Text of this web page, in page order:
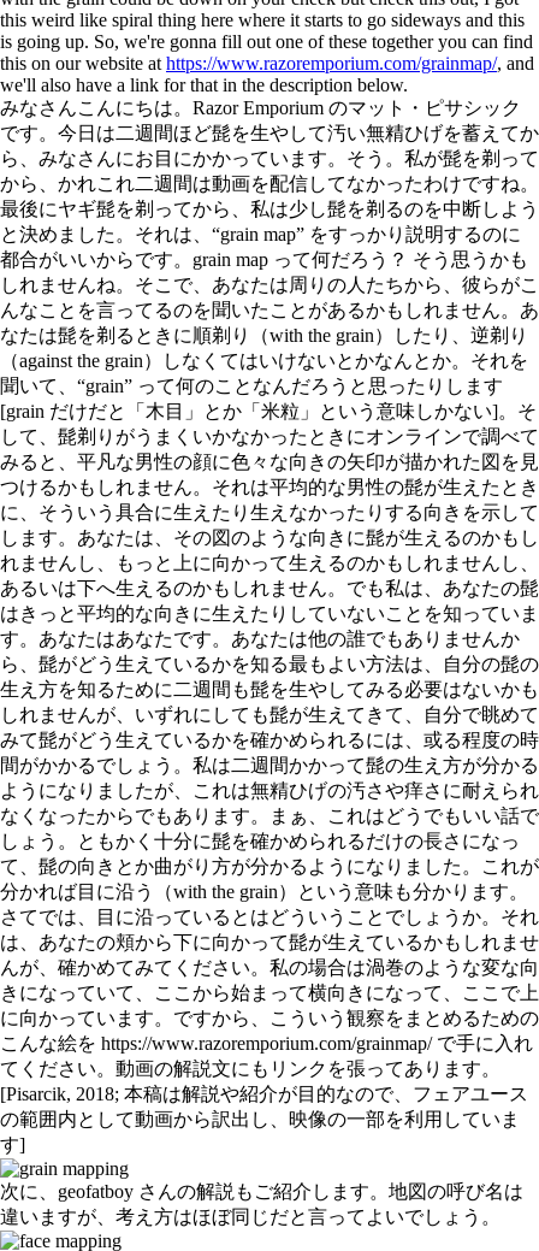
this weird like spiral thing here where it starts to go sideways and this
is going up. So, we're gonna fill out one of these together you can find
this on our website at https://www.razoremporium.com/grainmap/, and
we'll also have a link for that in the description below.
みなさんこんにちは。Razor Emporium のマット・ピサシック
です。今日は二週間ほど髭を生やして汚い無精ひげを蓄えてか
ら、みなさんにお目にかかっています。そう。私が髭を剃って
から、かれこれ二週間は動画を配信してなかったわけですね。
最後にヤギ髭を剃ってから、私は少し髭を剃るのを中断しよう
と決めました。それは、“grain map” をすっかり説明するのに
都合がいいからです。grain map って何だろう？ そう思うかも
しれませんね。そこで、あなたは周りの人たちから、彼らがこ
んなことを言ってるのを聞いたことがあるかもしれません。あ
なたは髭を剃るときに順剃り（with the grain）したり、逆剃り
（against the grain）しなくてはいけないとかなんとか。それを
聞いて、“grain” って何のことなんだろうと思ったりします
[grain だけだと「木目」とか「米粒」という意味しかない]。そ
して、髭剃りがうまくいかなかったときにオンラインで調べて
みると、平凡な男性の顔に色々な向きの矢印が描かれた図を見
つけるかもしれません。それは平均的な男性の髭が生えたとき
に、そういう具合に生えたり生えなかったりする向きを示して
します。あなたは、その図のような向きに髭が生えるのかもし
れませんし、もっと上に向かって生えるのかもしれませんし、
あるいは下へ生えるのかもしれません。でも私は、あなたの髭
はきっと平均的な向きに生えたりしていないことを知っていま
す。あなたはあなたです。あなたは他の誰でもありませんか
ら、髭がどう生えているかを知る最もよい方法は、自分の髭の
生え方を知るために二週間も髭を生やしてみる必要はないかも
しれませんが、いずれにしても髭が生えてきて、自分で眺めて
みて髭がどう生えているかを確かめられるには、或る程度の時
間がかかるでしょう。私は二週間かかって髭の生え方が分かる
ようになりましたが、これは無精ひげの汚さや痒さに耐えられ
なくなったからでもあります。まぁ、これはどうでもいい話で
しょう。ともかく十分に髭を確かめられるだけの長さになっ
て、髭の向きとか曲がり方が分かるようになりました。これが
分かれば目に沿う（with the grain）という意味も分かります。
さてでは、目に沿っているとはどういうことでしょうか。それ
は、あなたの頬から下に向かって髭が生えているかもしれませ
んが、確かめてみてください。私の場合は渦巻のような変な向
きになっていて、ここから始まって横向きになって、ここで上
に向かっています。ですから、こういう観察をまとめるための
こんな絵を https://www.razoremporium.com/grainmap/ で手に入れ
てください。動画の解説文にもリンクを張ってあります。
[Pisarcik, 2018; 本稿は解説や紹介が目的なので、フェアユース
の範囲内として動画から訳出し、映像の一部を利用していま
す]
次に、geofatboy さんの解説もご紹介します。地図の呼び名は
違いますが、考え方はほぼ同じだと言ってよいでしょう。